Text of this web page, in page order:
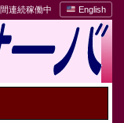
連続稼働中 English